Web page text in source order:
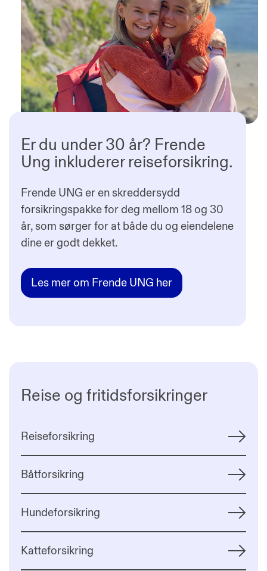
Er du under 30 år? Frende
Ung inkluderer reiseforsikring.
Frende UNG er en skreddersydd
forsikringspakke for deg mellom 18 og 30
år, som sørger for at både du og eiendelene
dine er godt dekket.
Les mer om Frende UNG her
Reise og fritidsforsikringer
Reiseforsikring
Båtforsikring
Hundeforsikring
Katteforsikring